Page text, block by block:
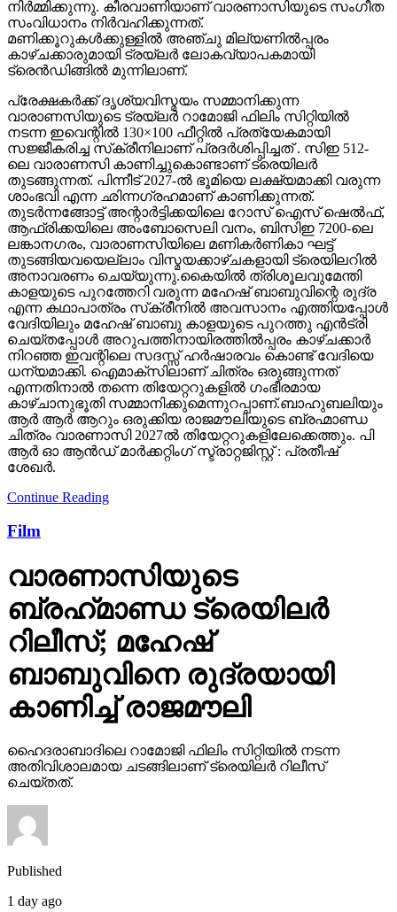
നിർമ്മിക്കുന്നു. കീരവാണിയാണ് വാരണാസിയുടെ സംഗീത
സംവിധാനം നിർവഹിക്കുന്നത്.
മണിക്കൂറുകൾക്കുള്ളിൽ അഞ്ചു മില്യണിൽപ്പരം
കാഴ്ചക്കാരുമായി ട്രയ്ലർ ലോകവ്യാപകമായി
ട്രെൻഡിങ്ങിൽ മുന്നിലാണ്.
പ്രേക്ഷകർക്ക് ദൃശ്യവിസ്മയം സമ്മാനിക്കുന്ന
വാരാണസിയുടെ ട്രയ്ലർ റാമോജി ഫിലിം സിറ്റിയിൽ
നടന്ന ഇവെന്റിൽ 130×100 ഫീറ്റിൽ പ്രത്യേകമായി
സജ്ജീകരിച്ച സ്‌ക്രീനിലാണ് പ്രദർശിപ്പിച്ചത് . സിഇ 512-
ലെ വാരാണസി കാണിച്ചുകൊണ്ടാണ് ട്രെയിലര്‍
തുടങ്ങുന്നത്. പിന്നീട് 2027-ല്‍ ഭൂമിയെ ലക്ഷ്യമാക്കി വരുന്ന
ശാംഭവി എന്ന ഛിന്നഗ്രഹമാണ് കാണിക്കുന്നത്.
തുടര്‍ന്നങ്ങോട്ട് അന്റാര്‍ട്ടിക്കയിലെ റോസ് ഐസ് ഷെല്‍ഫ്,
ആഫ്രിക്കയിലെ അംബോസെലി വനം, ബിസിഇ 7200-ലെ
ലങ്കാനഗരം, വാരാണസിയിലെ മണികര്‍ണികാ ഘട്ട്
തുടങ്ങിയവയെല്ലാം വിസ്മയക്കാഴ്ചകളായി ട്രെയിലറില്‍
അനാവരണം ചെയ്യുന്നു.കൈയില്‍ ത്രിശൂലവുമേന്തി
കാളയുടെ പുറത്തേറി വരുന്ന മഹേഷ് ബാബുവിന്റെ രുദ്ര
എന്ന കഥാപാത്രം സ്‌ക്രീനിൽ അവസാനം എത്തിയപ്പോൾ
വേദിയിലും മഹേഷ് ബാബു കാളയുടെ പുറത്തു എൻട്രി
ചെയ്തപ്പോൾ അറുപത്തിനായിരത്തിൽപ്പരം കാഴ്ചക്കാർ
നിറഞ്ഞ ഇവന്റിലെ സദസ്സ് ഹർഷാരവം കൊണ്ട് വേദിയെ
ധന്യമാക്കി. ഐമാക്‌സിലാണ് ചിത്രം ഒരുങ്ങുന്നത്
എന്നതിനാല്‍ തന്നെ തിയേറ്ററുകളില്‍ ഗംഭീരമായ
കാഴ്ചാനുഭൂതി സമ്മാനിക്കുമെന്നുറപ്പാണ്.ബാഹുബലിയും
ആർ ആർ ആറും ഒരുക്കിയ രാജമൗലിയുടെ ബ്രഹ്മാണ്ഡ
ചിത്രം വാരണാസി 2027ൽ തിയേറ്ററുകളിലേക്കെത്തും. പി
ആർ ഓ ആൻഡ് മാർക്കറ്റിംഗ് സ്ട്രാറ്റജിസ്റ്റ് : പ്രതീഷ്
ശേഖർ.
Continue Reading
Film
വാരണാസിയുടെ
ബ്രഹ്‌മാണ്ഡ ട്രെയിലര്‍
റിലീസ്; മഹേഷ്
ബാബുവിനെ രുദ്രയായി
കാണിച്ച് രാജമൗലി
ഹൈദരാബാദിലെ റാമോജി ഫിലിം സിറ്റിയില്‍ നടന്ന
അതിവിശാലമായ ചടങ്ങിലാണ് ട്രെയിലര്‍ റിലീസ്
ചെയ്തത്.
Published
1 day ago